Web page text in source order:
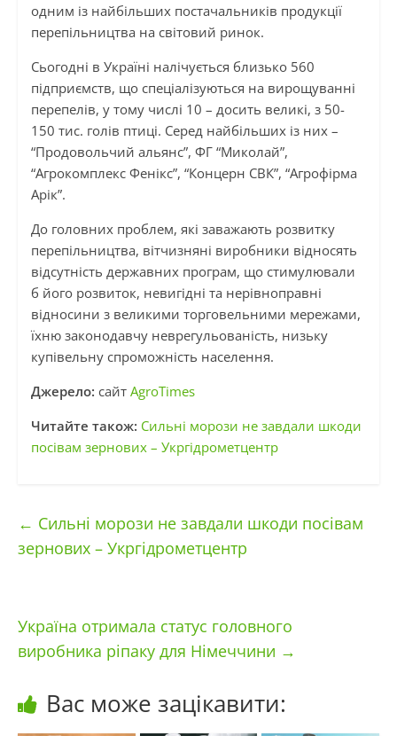
одним із найбільших постачальників продукції
перепільництва на світовий ринок.
Сьогодні в Україні налічується близько 560
підприємств, що спеціалізуються на вирощуванні
перепелів, у тому числі 10 – досить великі, з 50-
150 тис. голів птиці. Серед найбільших із них –
“Продовольчий альянс”, ФГ “Миколай”,
“Агрокомплекс Фенікс”, “Концерн СВК”, “Агрофірма
Арік”.
До головних проблем, які заважають розвитку
перепільництва, вітчизняні виробники відносять
відсутність державних програм, що стимулювали
б його розвиток, невигідні та нерівноправні
відносини з великими торговельними мережами,
їхню законодавчу неврегульованість, низьку
купівельну спроможність населення.
Джерело: сайт AgroTimes
Читайте також: Сильні морози не завдали шкоди
посівам зернових – Укргідрометцентр
← Сильні морози не завдали шкоди посівам
зернових – Укргідрометцентр
Україна отримала статус головного
виробника ріпаку для Німеччини →
Вас може зацікавити: